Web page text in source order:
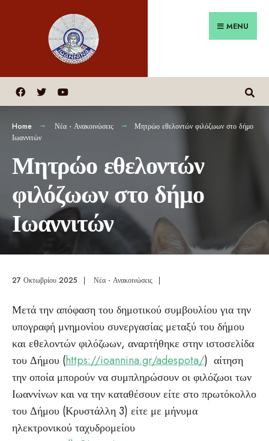
MENU
Home Νέα - Ανακοινώσεις
Μητρώο εθελοντών φιλόζωων στο δήμο
Ιωαννιτών
Μητρώο εθελοντών
φιλόζωων στο δήμο
Ιωαννιτών
27 Οκτωβρίου 2025 | Νέα - Ανακοινώσεις |
Μετά την απόφαση του δημοτικού συμβουλίου για την
υπογραφή μνημονίου συνεργασίας μεταξύ του δήμου
και εθελοντών φιλόζωων, αναρτήθηκε στην ιστοσελίδα
του Δήμου (https://ioannina.gr/adespota/) αίτηση
την οποία μπορούν να συμπληρώσουν οι φιλόζωοι των
Ιωαννίνων και να την καταθέσουν είτε στο πρωτόκολλο
του Δήμου (Κρυστάλλη 3) είτε με μήνυμα
ηλεκτρονικού ταχυδρομείου